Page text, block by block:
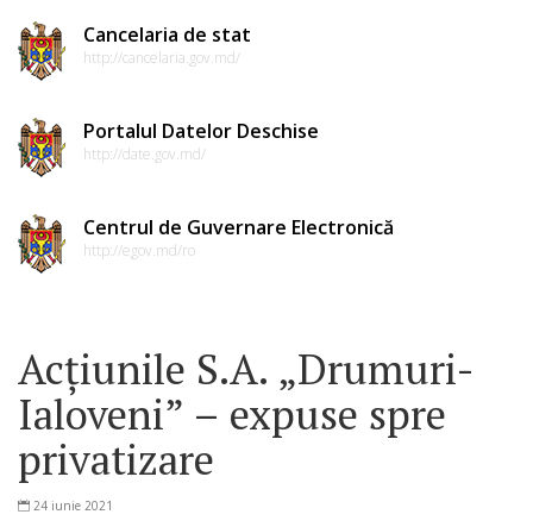
Cancelaria de stat
http://cancelaria.gov.md/
Portalul Datelor Deschise
http://date.gov.md/
Centrul de Guvernare Electronică
http://egov.md/ro
Acțiunile S.A. „Drumuri-
Ialoveni” – expuse spre
privatizare
24 iunie 2021